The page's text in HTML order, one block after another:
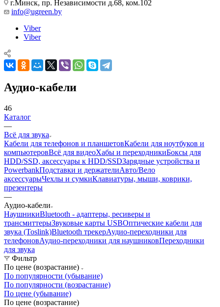
г.Минск, пр. Независимости д.68, ком.102
info@ugreen.by
Viber
Viber
Аудио-кабели
46
Каталог
—
Всё для звука
Кабели для телефонов и планшетовКабели для ноутбуков и
компьютеровВсё для видеоХабы и переходникиБоксы для
HDD/SSD, аксессуары к HDD/SSDЗарядные устройства и
PowerbankПодставки и держателиАвто/Вело
аксессуарыЧехлы и сумкиКлавиатуры, мыши, коврики,
презентеры
—
Аудио-кабели
НаушникиBluetooth - адаптеры, ресиверы и
трансмиттерыЗвуковые карты USBОптические кабели для
звука (Toslink)Bluetooth трекерАудио-переходники для
телефоновАудио-переходники для наушниковПереходники
для звука
Фильтр
По цене (возрастание)
По популярности (убывание)
По популярности (возрастание)
По цене (убывание)
По цене (возрастание)